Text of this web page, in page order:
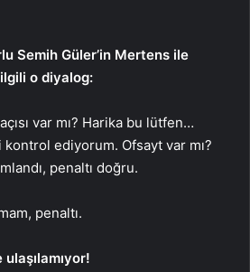
Semih Güler’in Mertens ile
o diyalog:
var mı? Harika bu lütfen…
kontrol ediyorum. Ofsayt var mı?
penaltı doğru.
penaltı.
ulaşılamıyor!